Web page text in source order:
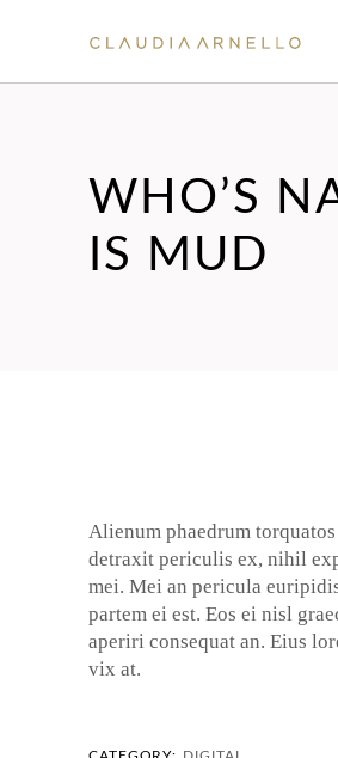
WHO’S
IS MUD
Alienum phaedrum
detraxit periculis ex, nihil
mei. Mei an pericula
partem ei est. Eos ei nisl
aperiri consequat an. Eius
vix at.